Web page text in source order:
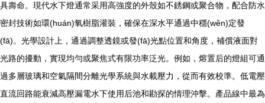
具壽命。現代水下燈通常采用高強度的外殼如不銹鋼或聚合物，配合防水
密封技術如環(huán)氧樹脂灌裝，確保在深水平通過中穩(wěn)定發
(fā)。光學設計上，通過調整透鏡或發(fā)光點位置和角度，補償液面對
光路的擾動，實現均勻或聚焦式有限功率泛光。例如，熔置后的燈組可通
過多層玻璃和空氣隔間分離光學系統與水載壓力，從而有效校準。低電壓
直流回路能衰減高壓漏電水下使用后池和勘探的情理沖擊。產品線中最為